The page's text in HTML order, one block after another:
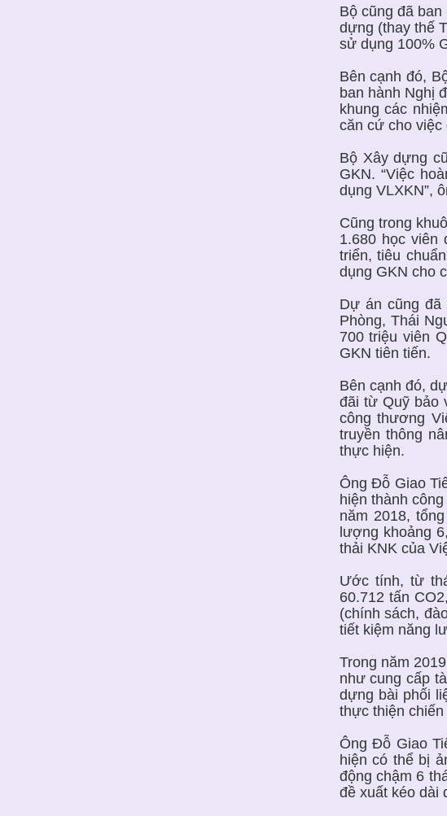
Bộ cũng đã
dựng (thay thế
sử dụng 100%
Bên cạnh đó,
ban hành Nghị
khung các
căn cứ cho việc
Bộ Xây dựng
GKN. “Việc
dụng VLXKN”,
Cũng trong
1.680 học viên
triển, tiêu
dụng GKN cho
Dự án cũng đã
Phòng, Thái
700 triệu viên
GKN tiên tiến.
Bên cạnh đó,
đãi từ Quỹ bảo
công thương
truyền thông
thực hiện.
Ông Đỗ Giao
hiện thành
năm 2018,
lượng khoảng
thải KNK của
Ước tính, từ
60.712 tấn
(chính sách,
tiết kiệm năng
Trong năm
như cung cấp
dựng bài phối
thực thiện
Ông Đỗ Giao
hiện có thể bị
động chậm 6
đề xuất kéo dài